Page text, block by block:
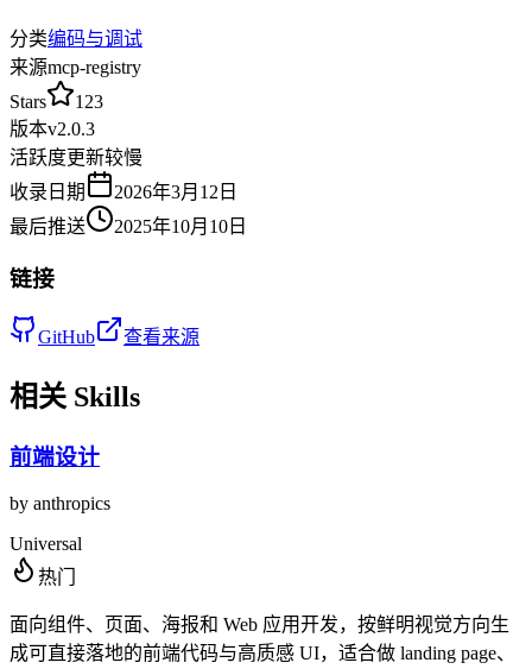
分类编码与调试
来源mcp-registry
Stars
123
版本v2.0.3
活跃度更新较慢
收录日期
2026年3月12日
最后推送
2025年10月10日
链接
GitHub 查看来源
相关 Skills
前端设计
by anthropics
Universal
热门
面向组件、页面、海报和 Web 应用开发，按鲜明视觉方向生
成可直接落地的前端代码与高质感 UI，适合做 landing page、